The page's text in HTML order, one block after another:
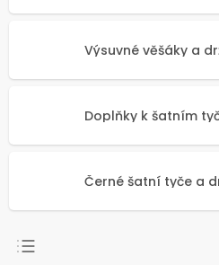
Výsuvné věšáky a
Doplňky k šatním
Černé šatní tyče a